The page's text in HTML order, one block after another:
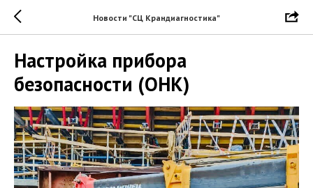
Новости "СЦ Крандиагностика"
Настройка прибора
безопасности (ОНК)